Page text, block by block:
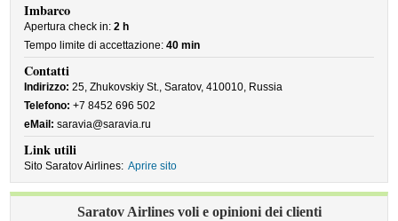
Imbarco
Apertura check in:2 h
Tempo limite di accettazione:40 min
Contatti
Indirizzo: 25, Zhukovskiy St., Saratov, 410010, Russia
Telefono: +7 8452 696 502
eMail: saravia@saravia.ru
Link utili
Sito Saratov Airlines: Aprire sito
Saratov Airlines voli e opinioni dei clienti